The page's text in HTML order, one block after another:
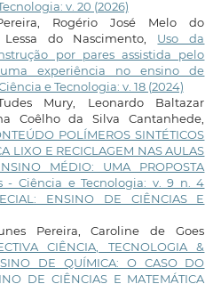
v. 20 (2026)
Rogério José Melo do
Lessa do Nascimento, Uso da
por pares assistida pelo
experiência no ensino de
e Tecnologia: v. 18 (2024)
Mury, Leonardo Baltazar
Coêlho da Silva Cantanhede,
POLÍMEROS SINTÉTICOS
LIXO E RECICLAGEM NAS AULAS
MÉDIO: UMA PROPOSTA
- Ciência e Tecnologia: v. 9 n. 4
ENSINO DE CIÊNCIAS E
Pereira, Caroline de Goes
CIÊNCIA, TECNOLOGIA &
DE QUÍMICA: O CASO DO
DE CIÊNCIAS E MATEMÁTICA